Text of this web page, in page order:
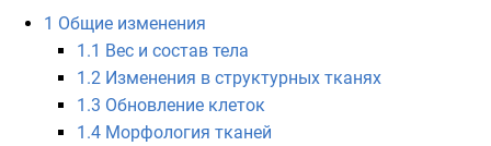
1 Общие изменения
1.1 Вес и состав тела
1.2 Изменения в структурных тканях
1.3 Обновление клеток
1.4 Морфология тканей